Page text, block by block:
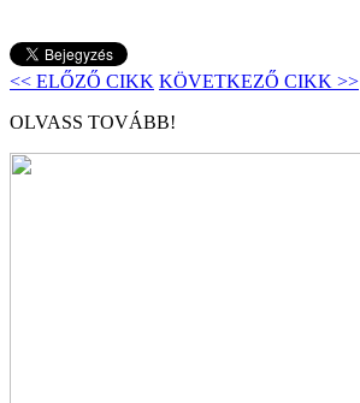
<< ELŐZŐ CIKK KÖVETKEZŐ CIKK >>
OLVASS TOVÁBB!